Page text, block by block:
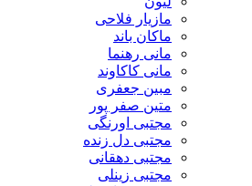
مازیار فلاحی
ماکان باند
مانی رهنما
مانی کاکاوند
مبین جعفری
متین صفر پور
مجتبی اورنگی
مجتبی دل زنده
مجتبی دهقانی
مجتبی زینلی